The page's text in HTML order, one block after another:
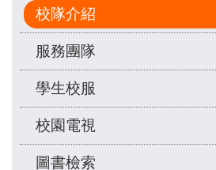
校隊介紹
服務團隊
學生校服
校園電視
圖書檢索